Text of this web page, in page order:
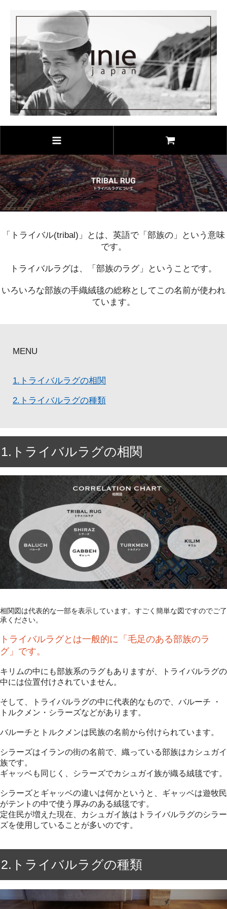
「トライバル(tribal)」とは、英語で「部族の」という意味
です。
トライバルラグは、「部族のラグ」ということです。
いろいろな部族の手織絨毯の総称としてこの名前が使われ
ています。
MENU
1.トライバルラグの相関
2.トライバルラグの種類
1.トライバルラグの相関
相関図は代表的な一部を表示しています。すごく簡単な図ですのでご了
承ください。
トライバルラグとは一般的に「毛足のある部族のラ
グ」です。
キリムの中にも部族系のラグもありますが、トライバルラグの
中には位置付けされていません。
そして、トライバルラグの中に代表的なもので、バルーチ ・
トルクメン・シラーズなどがあります。
バルーチとトルクメンは民族の名前から付けられています。
シラーズはイランの街の名前で、織っている部族はカシュガイ
族です。
ギャッベも同じく、シラーズでカシュガイ族が織る絨毯です。
シラーズとギャッベの違いは何かというと、ギャッベは遊牧民
がテントの中で使う厚みのある絨毯です。
定住民が増えた現在、カシュガイ族はトライバルラグのシラー
ズを使用していることが多いのです。
2.トライバルラグの種類